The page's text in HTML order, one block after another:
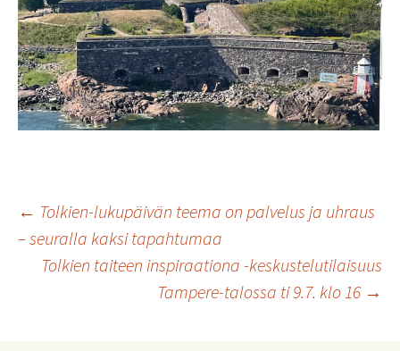
Artikkelien
selaus
← Tolkien-lukupäivän teema on palvelus ja uhraus
– seuralla kaksi tapahtumaa
Tolkien taiteen inspiraationa -keskustelutilaisuus
Tampere-talossa ti 9.7. klo 16 →